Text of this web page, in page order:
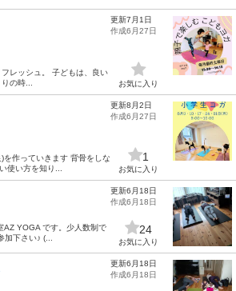
レッシュ。 子どもは、良い
の時...
更新7月1日
作成6月27日
お気に入り
作っていきます 背骨をしな
使い方を知り...
更新8月2日
作成6月27日
1
お気に入り
AZ YOGA です。少人数制で
下さい♪ (...
更新6月18日
作成6月18日
24
お気に入り
更新6月18日
作成6月18日